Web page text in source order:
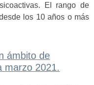
El rango de
los 10 años o más
ámbito de
marzo 2021.